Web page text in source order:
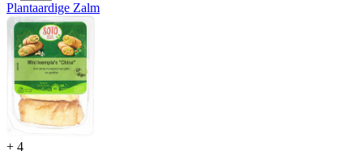
Plantaardige Zalm
+ 4